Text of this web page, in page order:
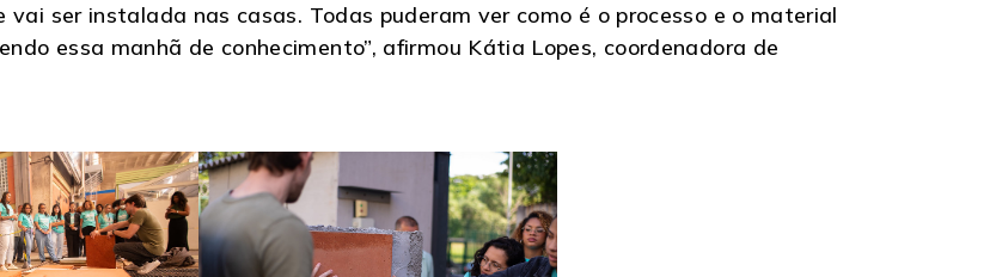
ser instalada nas casas. Todas puderam ver como é o processo e o material
essa manhã de conhecimento”, afirmou Kátia Lopes, coordenadora de